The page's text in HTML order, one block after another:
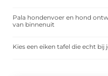
Pala hondenvoer en hond
van binnenuit
Kies een eiken tafel die echt bij